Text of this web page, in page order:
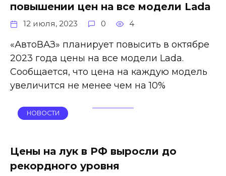
повышении цен на все модели Lada
12 июля, 2023 0 4
«АвтоВАЗ» планирует повысить в октябре
2023 года цены на все модели Lada.
Сообщается, что цена на каждую модель
увеличится не менее чем на 10%
НОВОСТИ
Цены на лук в РФ выросли до
рекордного уровня